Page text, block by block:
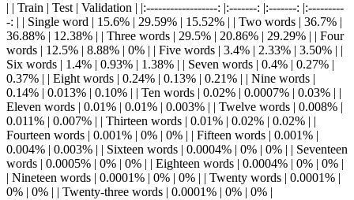
| | Train | Test | Validation | |:------------------: |:-------: |:-------: |:---------
-: | | Single word | 15.6% | 29.59% | 15.52% | | Two words | 36.7% |
36.88% | 12.38% | | Three words | 29.5% | 20.86% | 29.29% | | Four
words | 12.5% | 8.88% | 0% | | Five words | 3.4% | 2.33% | 3.50% | |
Six words | 1.4% | 0.93% | 1.38% | | Seven words | 0.4% | 0.27% |
0.37% | | Eight words | 0.24% | 0.13% | 0.21% | | Nine words |
0.14% | 0.013% | 0.10% | | Ten words | 0.02% | 0.0007% | 0.03% | |
Eleven words | 0.01% | 0.01% | 0.003% | | Twelve words | 0.008% |
0.011% | 0.007% | | Thirteen words | 0.01% | 0.02% | 0.02% | |
Fourteen words | 0.001% | 0% | 0% | | Fifteen words | 0.001% |
0.004% | 0.003% | | Sixteen words | 0.0004% | 0% | 0% | | Seventeen
words | 0.0005% | 0% | 0% | | Eighteen words | 0.0004% | 0% | 0% |
| Nineteen words | 0.0001% | 0% | 0% | | Twenty words | 0.0001% |
0% | 0% | | Twenty-three words | 0.0001% | 0% | 0% |